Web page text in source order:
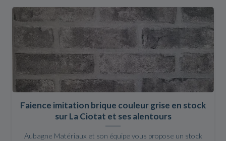
Faience imitation brique couleur grise en stock
sur La Ciotat et ses alentours
Aubagne Matériaux et son équipe vous propose un stock